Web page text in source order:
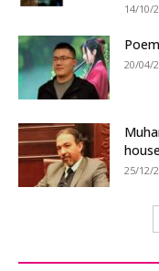
14/10/
20/04/
25/12/